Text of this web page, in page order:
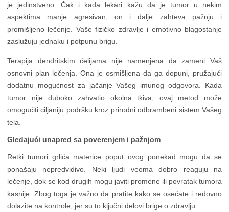
je jedinstveno. Čak i kada lekari kažu da je tumor u nekim
aspektima manje agresivan, on i dalje zahteva pažnju i
promišljeno lečenje. Vaše fizičko zdravlje i emotivno blagostanje
zaslužuju jednaku i potpunu brigu.
Terapija dendritskim ćelijama nije namenjena da zameni Vaš
osnovni plan lečenja. Ona je osmišljena da ga dopuni, pružajući
dodatnu mogućnost za jačanje Vašeg imunog odgovora. Kada
tumor nije duboko zahvatio okolna tkiva, ovaj metod može
omogućiti ciljaniju podršku kroz prirodni odbrambeni sistem Vašeg
tela.
Gledajući unapred sa poverenjem i pažnjom
Retki tumori grlića materice poput ovog ponekad mogu da se
ponašaju nepredvidivo. Neki ljudi veoma dobro reaguju na
lečenje, dok se kod drugih mogu javiti promene ili povratak tumora
kasnije. Zbog toga je važno da pratite kako se osećate i redovno
dolazite na kontrole, jer su to ključni delovi brige o zdravlju.